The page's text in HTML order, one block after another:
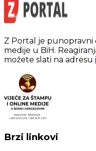
Z Portal je punopravni
medije u BiH.
možete slati na adresu
Brzi linkovi